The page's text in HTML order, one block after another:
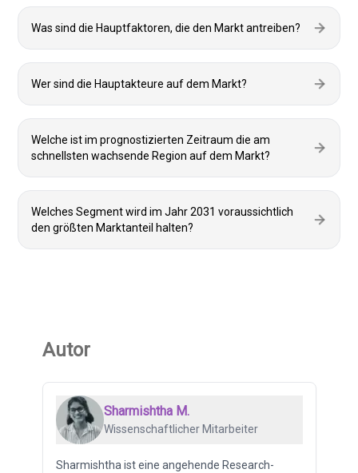
Was sind die Hauptfaktoren, die den Markt antreiben?
Wer sind die Hauptakteure auf dem Markt?
Welche ist im prognostizierten Zeitraum die am
schnellsten wachsende Region auf dem Markt?
Welches Segment wird im Jahr 2031 voraussichtlich
den größten Marktanteil halten?
Autor
Sharmishtha M.
Wissenschaftlicher Mitarbeiter
Sharmishtha ist eine angehende Research-